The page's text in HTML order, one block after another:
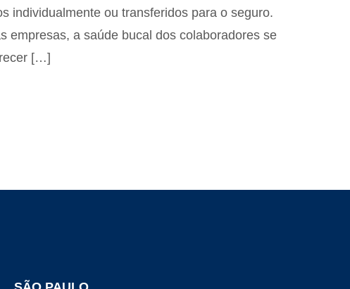
individualmente ou transferidos para o seguro.
empresas, a saúde bucal dos colaboradores se
[…]